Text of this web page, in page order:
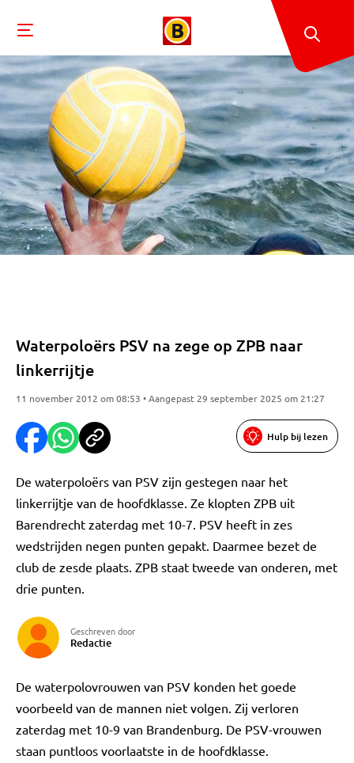
Waterpoloërs PSV na zege op ZPB naar
linkerrijtje
11 november 2012 om 08:53 • Aangepast 29 september 2025 om 21:27
Hulp bij lezen
De waterpoloërs van PSV zijn gestegen naar het
linkerrijtje van de hoofdklasse. Ze klopten ZPB uit
Barendrecht zaterdag met 10-7. PSV heeft in zes
wedstrijden negen punten gepakt. Daarmee bezet de
club de zesde plaats. ZPB staat tweede van onderen, met
drie punten.
Geschreven door
Redactie
De waterpolovrouwen van PSV konden het goede
voorbeeld van de mannen niet volgen. Zij verloren
zaterdag met 10-9 van Brandenburg. De PSV-vrouwen
staan puntloos voorlaatste in de hoofdklasse.